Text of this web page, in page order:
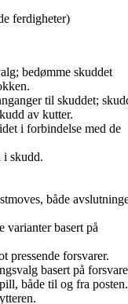
ferdigheter)
bedømme skuddet
til skuddet;
av kutter.
i forbindelse med de
i skudd.
både
basert på
pressende forsvarer.
basert på
både til og fra posten.